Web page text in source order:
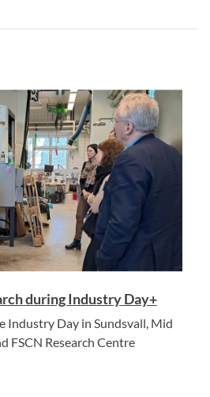
during Industry Day+
Industry Day in Sundsvall, Mid
FSCN Research Centre